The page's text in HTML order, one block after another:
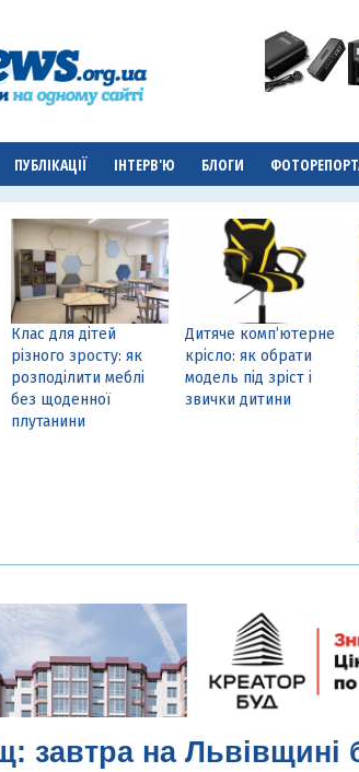
ПУБЛІКАЦІЇ ІНТЕРВ'Ю БЛОГИ
Клас для дітей
різного зросту: як
розподілити меблі
без щоденної
плутанини
Дитяче комп’ютерне
крісло: як обрати
модель під зріст і
звички дитини
завтра на Львівщині